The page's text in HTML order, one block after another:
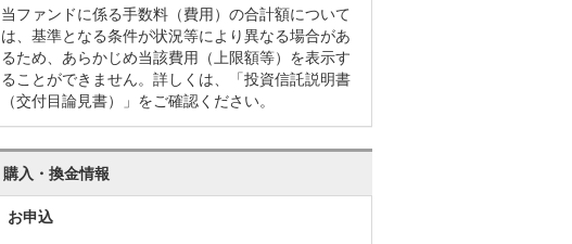
当ファンドに係る手数料（費用）の合計額について
は、基準となる条件が状況等により異なる場合があ
るため、あらかじめ当該費用（上限額等）を表示す
ることができません。詳しくは、「投資信託説明書
（交付目論見書）」をご確認ください。
購入・換金情報
お申込